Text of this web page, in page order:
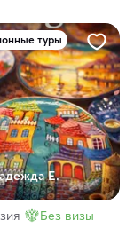
туры
Е.
Без визы